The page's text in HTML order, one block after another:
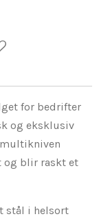
for bedrifter
og eksklusiv
multikniven
og blir raskt et
stål i helsort